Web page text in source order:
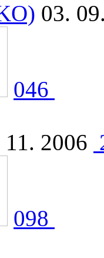
03.
046
11. 2006
098